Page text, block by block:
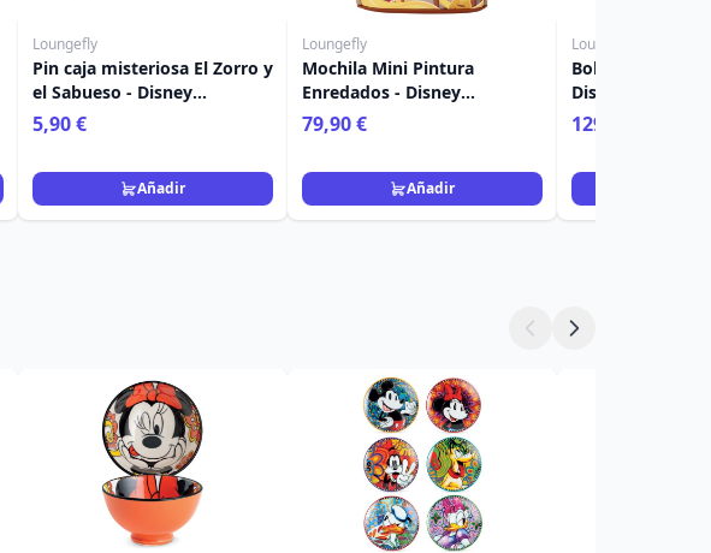
Loungefly
Pin caja misteriosa El Zorro y
el Sabueso - Disney
Loungefly
5,90 €
Añadir
Loungefly
Mochila Mini Pintura
Enredados - Disney
Loungefly
79,90 €
Añadir
Loungefly
Bolso
Disney
129,90 €